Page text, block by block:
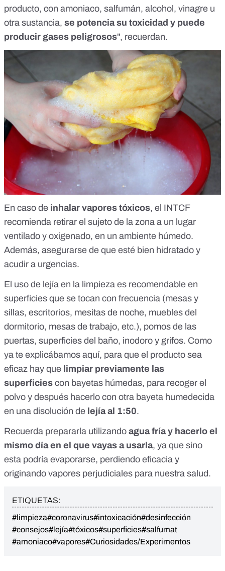
producto, con amoniaco, salfumán, alcohol, vinagre u
otra sustancia, se potencia su toxicidad y puede
producir gases peligrosos", recuerdan.
En caso de inhalar vapores tóxicos, el INTCF
recomienda retirar el sujeto de la zona a un lugar
ventilado y oxigenado, en un ambiente húmedo.
Además, asegurarse de que esté bien hidratado y
acudir a urgencias.
El uso de lejía en la limpieza es recomendable en
superficies que se tocan con frecuencia (mesas y
sillas, escritorios, mesitas de noche, muebles del
dormitorio, mesas de trabajo, etc.), pomos de las
puertas, superficies del baño, inodoro y grifos. Como
ya te explicábamos aquí, para que el producto sea
eficaz hay que limpiar previamente las
superficies con bayetas húmedas, para recoger el
polvo y después hacerlo con otra bayeta humedecida
en una disolución de lejía al 1:50.
Recuerda prepararla utilizando agua fría y hacerlo el
mismo día en el que vayas a usarla, ya que sino
esta podría evaporarse, perdiendo eficacia y
originando vapores perjudiciales para nuestra salud.
ETIQUETAS:
#limpieza#coronavirus#intoxicación#desinfección
#consejos#lejía#tóxicos#superficies#salfumat
#amoniaco#vapores#Curiosidades/Experimentos